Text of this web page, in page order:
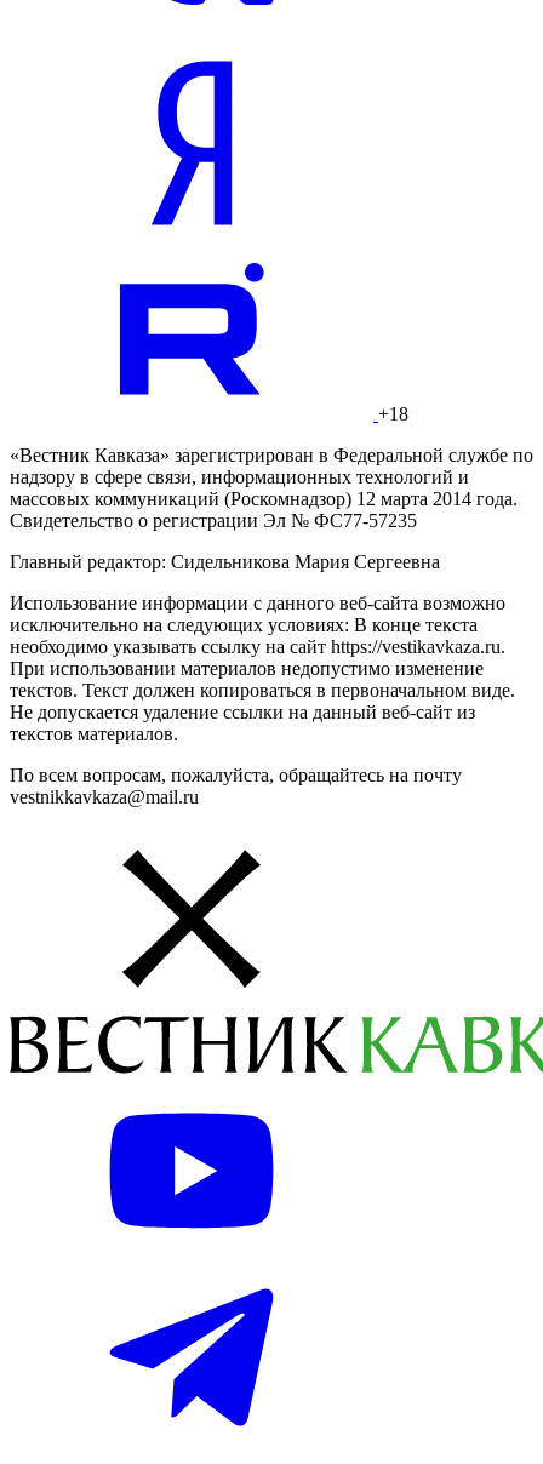
+18
«Вестник Кавказа» зарегистрирован в Федеральной службе по
надзору в сфере связи, информационных технологий и
массовых коммуникаций (Роскомнадзор) 12 марта 2014 года.
Свидетельство о регистрации Эл № ФС77-57235
Главный редактор: Сидельникова Мария Сергеевна
Использование информации с данного веб-сайта возможно
исключительно на следующих условиях: В конце текста
необходимо указывать ссылку на сайт https://vestikavkaza.ru.
При использовании материалов недопустимо изменение
текстов. Текст должен копироваться в первоначальном виде.
Не допускается удаление ссылки на данный веб-сайт из
текстов материалов.
По всем вопросам, пожалуйста, обращайтесь на почту
vestnikkavkaza@mail.ru